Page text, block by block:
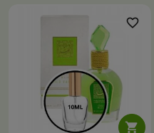

favorite_border